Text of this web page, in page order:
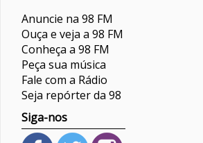
Anuncie na 98 FM
Ouça e veja a 98 FM
Conheça a 98 FM
Peça sua música
Fale com a Rádio
Seja repórter da 98
Siga-nos